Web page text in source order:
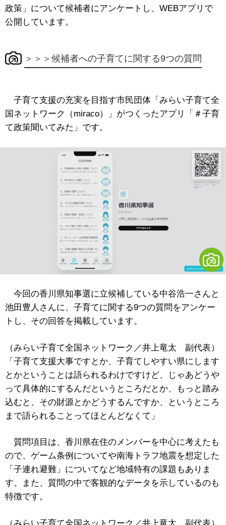
政策」について候補者にアンケートし、WEBアプリで
公開しています。
＞＞＞候補者への子育てに関する9つの質問
子育て支援の充実を目指す市民団体「みらい子育て全
国ネットワーク（miraco）」がつくったアプリ「＃子育
て政策聞いてみた」です。
今回の香川県知事選に立候補している中谷浩一さんと
池田豊人さんに、子育てに関する9つの質問をアンケー
トし、その回答を掲載しています。
（みらい子育て全国ネットワーク／井上竜太 副代表）
「子育て支援大事ですとか、子育てしやすい県にします
とかということは語られるわけですけど、じゃあどうや
って具体的にするんだというところだとか、もっと踏み
込むと、その財源とかどうするんですか、というところ
まで語られることってほとんどなくて」
質問項目は、香川県在住のメンバーを中心に考えたも
ので、ゲーム条例についてや南海トラフ地震を想定した
「子連れ避難」についてなど地域特有の課題もありま
す。また、質問の中で客観的なデータを示しているのも
特徴です。
（みらい子育て全国ネットワーク／井上竜太 副代表）